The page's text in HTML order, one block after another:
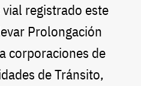
registrado este
Prolongación
corporaciones de
de Tránsito,